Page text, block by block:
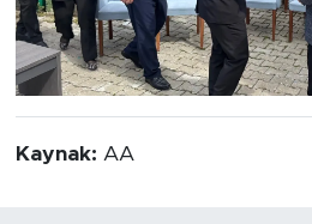
Kaynak: AA